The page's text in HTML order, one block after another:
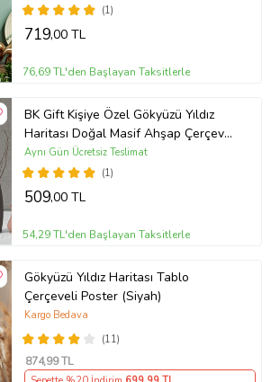
(1)
719,00 TL
76,69 TL'den Başlayan Taksitlerle
BK Gift Kişiye Özel Gökyüzü Yıldız
Haritası Doğal Masif Ahşap Çerçeve
15x20cm
(1)
Aynı Gün Ücretsiz Teslimat
509,00 TL
54,29 TL'den Başlayan Taksitlerle
Gökyüzü Yıldız Haritası Tablo
Çerçeveli Poster (Siyah)
(11)
Kargo Bedava
874,99 TL